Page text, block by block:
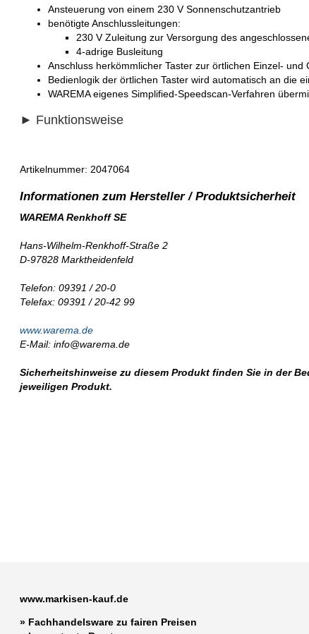
Ansteuerung von einem 230 V Sonnenschutzantrieb
benötigte Anschlussleitungen:
230 V Zuleitung zur Versorgung des
4-adrige Busleitung
Anschluss herkömmlicher Taster zur örtlichen Einzel- und
Bedienlogik der örtlichen Taster wird automatisch an die
WAREMA eigenes Simplified-Speedscan-Verfahren
► Funktionsweise
Artikelnummer: 2047064
WAREMA Renkhoff SE
Hans-Wilhelm-Renkhoff-Straße 2
D-97828 Marktheidenfeld
Telefon: 09391 / 20-0
Telefax: 09391 / 20-42 99
www.warema.de
E-Mail: info@warema.de
Sicherheitshinweise zu diesem Produkt finden Sie in der
jeweiligen Produkt.
www.markisen-kauf.de
» Fachhandelsware zu fairen Preisen